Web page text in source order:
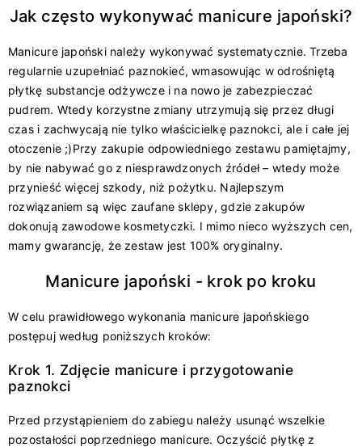
Jak często wykonywać manicure japoński?
Manicure japoński należy wykonywać systematycznie. Trzeba
regularnie uzupełniać paznokieć, wmasowując w odrośniętą
płytkę substancje odżywcze i na nowo je zabezpieczać
pudrem. Wtedy korzystne zmiany utrzymują się przez długi
czas i zachwycają nie tylko właścicielkę paznokci, ale i całe jej
otoczenie ;)Przy zakupie odpowiedniego zestawu pamiętajmy,
by nie nabywać go z niesprawdzonych źródeł – wtedy może
przynieść więcej szkody, niż pożytku. Najlepszym
rozwiązaniem są więc zaufane sklepy, gdzie zakupów
dokonują zawodowe kosmetyczki. I mimo nieco wyższych cen,
mamy gwarancję, że zestaw jest 100% oryginalny.
Manicure japoński - krok po kroku
W celu prawidłowego wykonania manicure japońskiego
postępuj według poniższych kroków:
Krok 1. Zdjęcie manicure i przygotowanie
paznokci
Przed przystąpieniem do zabiegu należy usunąć wszelkie
pozostałości poprzedniego manicure. Oczyścić płytkę z